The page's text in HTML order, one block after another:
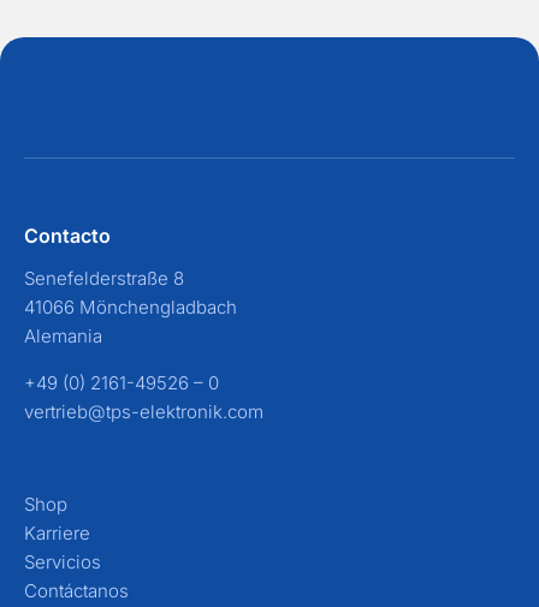
Contacto
Senefelderstraße 8
41066 Mönchengladbach
Alemania
+49 (0) 2161-49526 – 0
vertrieb@tps-elektronik.com
Shop
Karriere
Servicios
Contáctanos